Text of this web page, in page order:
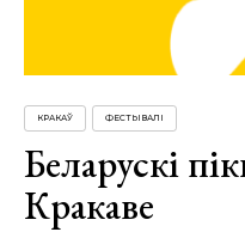
КРАКАЎ ФЕСТЫВАЛІ
Беларускі
Кракаве